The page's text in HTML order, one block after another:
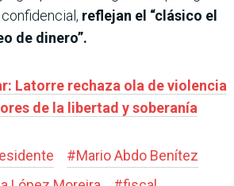
reflejan el “clásico el
de dinero”.
Latorre rechaza ola de violencia
de la libertad y soberanía
#Mario Abdo Benítez